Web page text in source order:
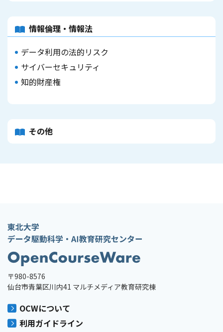
情報倫理・情報法
データ利用の法的リスク
サイバーセキュリティ
知的財産権
その他
〒980-8576
仙台市青葉区川内41 マルチメディア教育研究棟
OCWについて
利用ガイドライン